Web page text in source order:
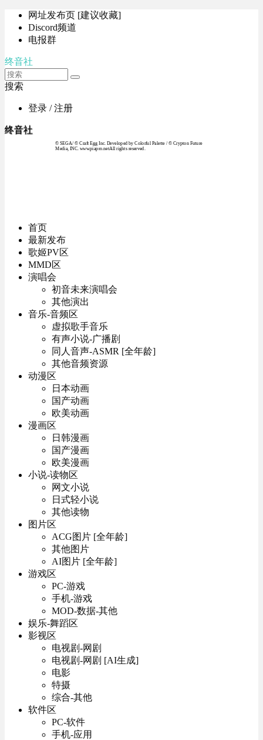
网址发布页 [建议收藏]
Discord频道
电报群
终音社
搜索
登录 / 注册
终音社
© SEGA / © Craft Egg Inc. Developed by Colorful Palette / © Crypton Future
Media, INC. www.piapro.netAll rights reserved.
首页
最新发布
歌姬PV区
MMD区
演唱会
初音未来演唱会
其他演出
音乐-音频区
虚拟歌手音乐
有声小说-广播剧
同人音声-ASMR [全年龄]
其他音频资源
动漫区
日本动画
国产动画
欧美动画
漫画区
日韩漫画
国产漫画
欧美漫画
小说-读物区
网文小说
日式轻小说
其他读物
图片区
ACG图片 [全年龄]
其他图片
AI图片 [全年龄]
游戏区
PC-游戏
手机-游戏
MOD-数据-其他
娱乐-舞蹈区
影视区
电视剧-网剧
电视剧-网剧 [AI生成]
电影
特摄
综合-其他
软件区
PC-软件
手机-应用